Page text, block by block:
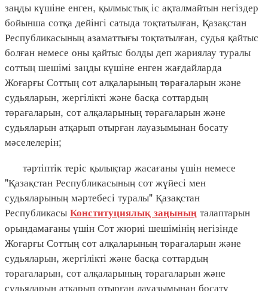
заңды күшіне енген, қылмыстық іс ақталмайтын негіздер
бойынша сотқа дейінгі сатыда тоқтатылған, Қазақстан
Республикасының азаматтығы тоқтатылған, судья қайтыс
болған немесе оны қайтыс болды деп жариялау туралы
соттың шешімі заңды күшіне енген жағдайларда
Жоғарғы Соттың сот алқаларының төрағаларын және
судьяларын, жергілікті және басқа соттардың
төрағаларын, сот алқаларының төрағаларын және
судьяларын атқарып отырған лауазымынан босату
мәселелерін;
тәртіптік теріс қылықтар жасағаны үшін немесе
"Қазақстан Республикасының сот жүйесі мен
судьяларының мәртебесі туралы" Қазақстан
Республикасы Конституциялық заңының талаптарын
орындамағаны үшін Сот жюриі шешімінің негізінде
Жоғарғы Соттың сот алқаларының төрағаларын және
судьяларын, жергілікті және басқа соттардың
төрағаларын, сот алқаларының төрағаларын және
судьяларын атқарып отырған лауазымынан босату